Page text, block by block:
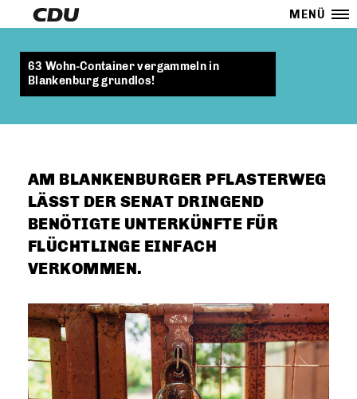
MENÜ
63 Wohn-Container vergammeln in
Blankenburg grundlos!
AM BLANKENBURGER PFLASTERWEG
LÄSST DER SENAT DRINGEND
BENÖTIGTE UNTERKÜNFTE FÜR
FLÜCHTLINGE EINFACH
VERKOMMEN.